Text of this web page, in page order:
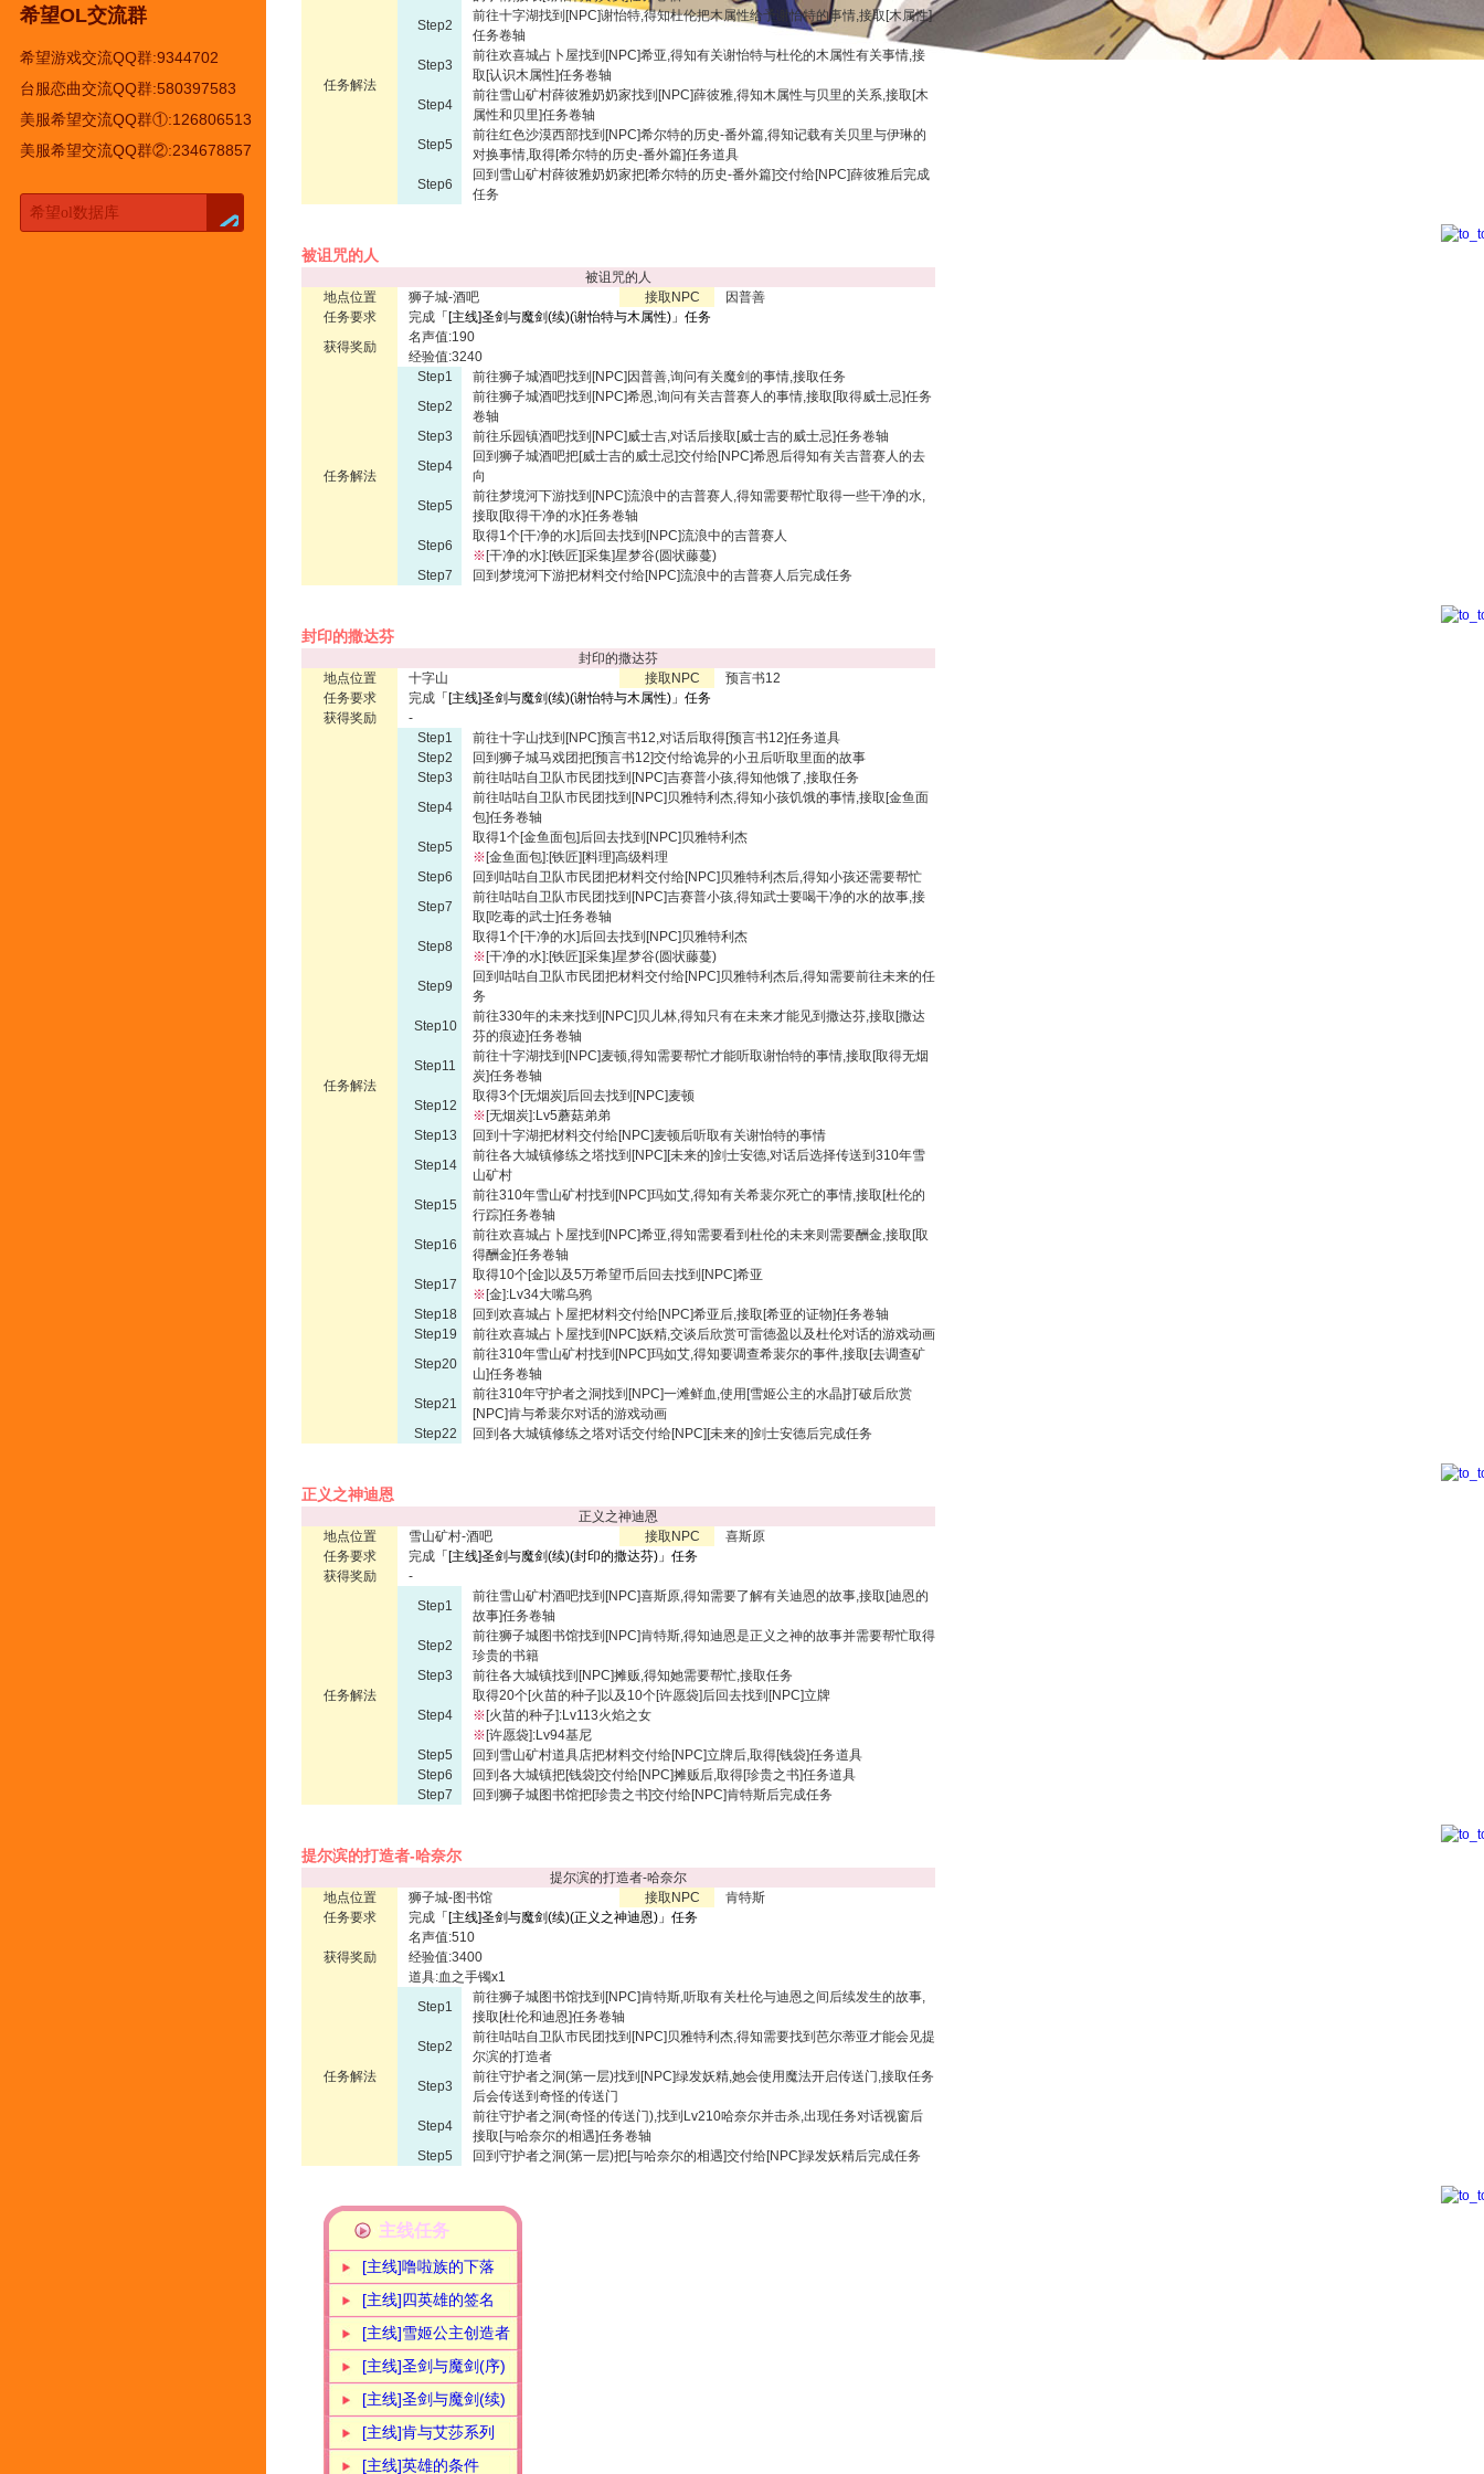
希望OL交流群
希望游戏交流QQ群:9344702
台服恋曲交流QQ群:580397583
美服希望交流QQ群①:126806513
美服希望交流QQ群②:234678857
任务解法
Step2
前往十字湖找到[NPC]谢怡特,得知杜伦把木属性给予谢怡特的事情,接取[木属性]
任务卷轴
Step3
前往欢喜城占卜屋找到[NPC]希亚,得知有关谢怡特与杜伦的木属性有关事情,接
取[认识木属性]任务卷轴
Step4
前往雪山矿村薛彼雅奶奶家找到[NPC]薛彼雅,得知木属性与贝里的关系,接取[木
属性和贝里]任务卷轴
Step5
前往红色沙漠西部找到[NPC]希尔特的历史-番外篇,得知记载有关贝里与伊琳的
对换事情,取得[希尔特的历史-番外篇]任务道具
Step6
回到雪山矿村薛彼雅奶奶家把[希尔特的历史-番外篇]交付给[NPC]薛彼雅后完成
任务
被诅咒的人
被诅咒的人
地点位置
狮子城-酒吧 接取NPC
因普善
任务要求
完成 「 [主线]圣剑与魔剑(续)(谢怡特与木属性) 」任务
获得奖励
名声值:190
经验值:3240
任务解法
Step1
前往狮子城酒吧找到[NPC]因普善,询问有关魔剑的事情,接取任务
Step2
前往狮子城酒吧找到[NPC]希恩,询问有关吉普赛人的事情,接取[取得威士忌]任务
卷轴
Step3
前往乐园镇酒吧找到[NPC]威士吉,对话后接取[威士吉的威士忌]任务卷轴
Step4
回到狮子城酒吧把[威士吉的威士忌]交付给[NPC]希恩后得知有关吉普赛人的去
向
Step5
前往梦境河下游找到[NPC]流浪中的吉普赛人,得知需要帮忙取得一些干净的水,
接取[取得干净的水]任务卷轴
Step6
取得1个[干净的水]后回去找到[NPC]流浪中的吉普赛人
※ [干净的水]:[铁匠][采集]星梦谷(圆状藤蔓)
Step7
回到梦境河下游把材料交付给[NPC]流浪中的吉普赛人后完成任务
封印的撒达芬
封印的撒达芬
地点位置
十字山 接取NPC
预言书12
任务要求
完成 「 [主线]圣剑与魔剑(续)(谢怡特与木属性) 」任务
获得奖励
-
任务解法
Step1
前往十字山找到[NPC]预言书12,对话后取得[预言书12]任务道具
Step2
回到狮子城马戏团把[预言书12]交付给诡异的小丑后听取里面的故事
Step3
前往咕咕自卫队市民团找到[NPC]吉赛普小孩,得知他饿了,接取任务
Step4
前往咕咕自卫队市民团找到[NPC]贝雅特利杰,得知小孩饥饿的事情,接取[金鱼面
包]任务卷轴
Step5
取得1个[金鱼面包]后回去找到[NPC]贝雅特利杰
※ [金鱼面包]:[铁匠][料理]高级料理
Step6
回到咕咕自卫队市民团把材料交付给[NPC]贝雅特利杰后,得知小孩还需要帮忙
Step7
前往咕咕自卫队市民团找到[NPC]吉赛普小孩,得知武士要喝干净的水的故事,接
取[吃毒的武士]任务卷轴
Step8
取得1个[干净的水]后回去找到[NPC]贝雅特利杰
※ [干净的水]:[铁匠][采集]星梦谷(圆状藤蔓)
Step9
回到咕咕自卫队市民团把材料交付给[NPC]贝雅特利杰后,得知需要前往未来的任
务
Step10
前往330年的未来找到[NPC]贝儿林,得知只有在未来才能见到撒达芬,接取[撒达
芬的痕迹]任务卷轴
Step11
前往十字湖找到[NPC]麦顿,得知需要帮忙才能听取谢怡特的事情,接取[取得无烟
炭]任务卷轴
Step12
取得3个[无烟炭]后回去找到[NPC]麦顿
※ [无烟炭]:Lv5蘑菇弟弟
Step13
回到十字湖把材料交付给[NPC]麦顿后听取有关谢怡特的事情
Step14
前往各大城镇修练之塔找到[NPC][未来的]剑士安德,对话后选择传送到310年雪
山矿村
Step15
前往310年雪山矿村找到[NPC]玛如艾,得知有关希裴尔死亡的事情,接取[杜伦的
行踪]任务卷轴
Step16
前往欢喜城占卜屋找到[NPC]希亚,得知需要看到杜伦的未来则需要酬金,接取[取
得酬金]任务卷轴
Step17
取得10个[金]以及5万希望币后回去找到[NPC]希亚
※ [金]:Lv34大嘴乌鸦
Step18
回到欢喜城占卜屋把材料交付给[NPC]希亚后,接取[希亚的证物]任务卷轴
Step19
前往欢喜城占卜屋找到[NPC]妖精,交谈后欣赏可雷德盈以及杜伦对话的游戏动画
Step20
前往310年雪山矿村找到[NPC]玛如艾,得知要调查希裴尔的事件,接取[去调查矿
山]任务卷轴
Step21
前往310年守护者之洞找到[NPC]一滩鲜血,使用[雪姬公主的水晶]打破后欣赏
[NPC]肯与希裴尔对话的游戏动画
Step22
回到各大城镇修练之塔对话交付给[NPC][未来的]剑士安德后完成任务
正义之神迪恩
正义之神迪恩
地点位置
雪山矿村-酒吧 接取NPC
喜斯原
任务要求
完成 「 [主线]圣剑与魔剑(续)(封印的撒达芬) 」任务
获得奖励
-
任务解法
Step1
前往雪山矿村酒吧找到[NPC]喜斯原,得知需要了解有关迪恩的故事,接取[迪恩的
故事]任务卷轴
Step2
前往狮子城图书馆找到[NPC]肯特斯,得知迪恩是正义之神的故事并需要帮忙取得
珍贵的书籍
Step3
前往各大城镇找到[NPC]摊贩,得知她需要帮忙,接取任务
Step4
取得20个[火苗的种子]以及10个[许愿袋]后回去找到[NPC]立牌
※ [火苗的种子]:Lv113火焰之女
※ [许愿袋]:Lv94基尼
Step5
回到雪山矿村道具店把材料交付给[NPC]立牌后,取得[钱袋]任务道具
Step6
回到各大城镇把[钱袋]交付给[NPC]摊贩后,取得[珍贵之书]任务道具
Step7
回到狮子城图书馆把[珍贵之书]交付给[NPC]肯特斯后完成任务
提尔滨的打造者-哈奈尔
提尔滨的打造者-哈奈尔
地点位置
狮子城-图书馆 接取NPC
肯特斯
任务要求
完成 「 [主线]圣剑与魔剑(续)(正义之神迪恩) 」任务
获得奖励
名声值:510
经验值:3400
道具:血之手镯x1
任务解法
Step1
前往狮子城图书馆找到[NPC]肯特斯,听取有关杜伦与迪恩之间后续发生的故事,
接取[杜伦和迪恩]任务卷轴
Step2
前往咕咕自卫队市民团找到[NPC]贝雅特利杰,得知需要找到芭尔蒂亚才能会见提
尔滨的打造者
Step3
前往守护者之洞(第一层)找到[NPC]绿发妖精,她会使用魔法开启传送门,接取任务
后会传送到奇怪的传送门
Step4
前往守护者之洞(奇怪的传送门),找到Lv210哈奈尔并击杀,出现任务对话视窗后
接取[与哈奈尔的相遇]任务卷轴
Step5
回到守护者之洞(第一层)把[与哈奈尔的相遇]交付给[NPC]绿发妖精后完成任务
主线任务
[主线]噜啦族的下落
[主线]四英雄的签名
[主线]雪姬公主创造者
[主线]圣剑与魔剑(序)
[主线]圣剑与魔剑(续)
[主线]肯与艾莎系列
[主线]英雄的条件